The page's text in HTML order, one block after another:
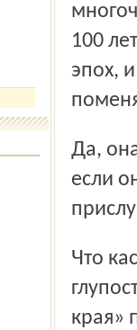
100
эпох,
Да, она, может быть, не всегда угодна власти, но власть,
если
Что касается вопроса рентабельности, то нет большей
края»